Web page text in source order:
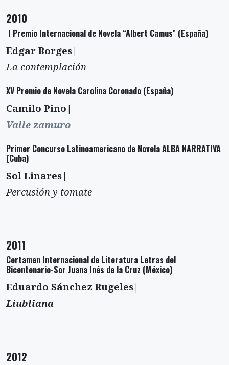
2010
I Premio Internacional de Novela “Albert Camus” (España)
Edgar Borges|
La contemplación
XV Premio de Novela Carolina Coronado (España)
Camilo Pino|
Valle zamuro
Primer Concurso Latinoamericano de Novela ALBA NARRATIVA
(Cuba)
Sol Linares|
Percusión y tomate
2011
Certamen Internacional de Literatura Letras del
Bicentenario-Sor Juana Inés de la Cruz (México)
Eduardo Sánchez Rugeles|
Liubliana
2012